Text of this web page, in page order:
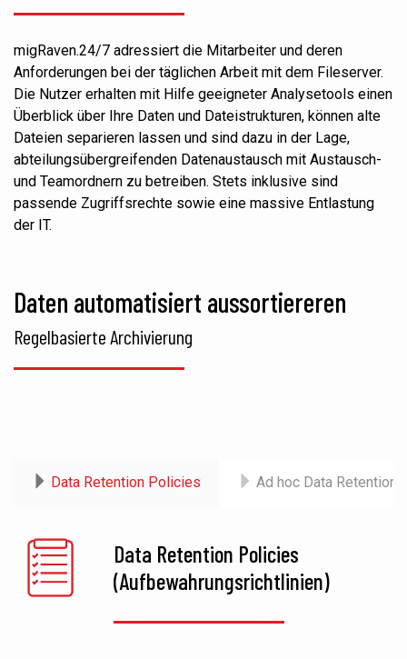
migRaven.24/7 adressiert die Mitarbeiter und deren
Anforderungen bei der täglichen Arbeit mit dem Fileserver.
Die Nutzer erhalten mit Hilfe geeigneter Analysetools einen
Überblick über Ihre Daten und Dateistrukturen, können alte
Dateien separieren lassen und sind dazu in der Lage,
abteilungsübergreifenden Datenaustausch mit Austausch-
und Teamordnern zu betreiben. Stets inklusive sind
passende Zugriffsrechte sowie eine massive Entlastung
der IT.
Daten automatisiert aussortiereren
Regelbasierte Archivierung
Data Retention Policies Ad hoc Data Retention
Data Retention Policies
(Aufbewahrungsrichtlinien)